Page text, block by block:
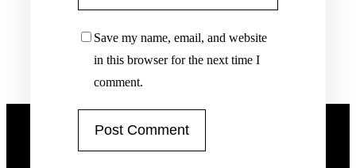
Save my name, email, and website
in this browser for the next time I
comment.